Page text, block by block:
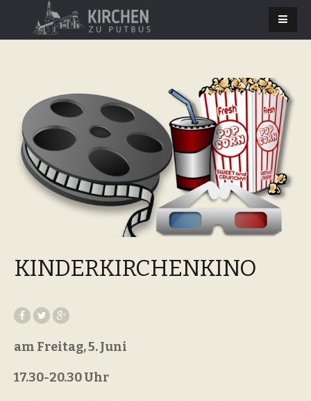
KINDERKIRCHENKINO
am Freitag, 5. Juni
17.30-20.30 Uhr